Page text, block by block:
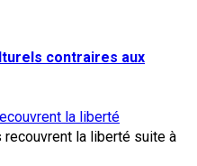
contraires aux
la liberté